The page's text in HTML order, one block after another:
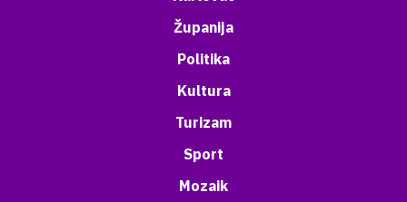
Županija
Politika
Kultura
Turizam
Sport
Mozaik